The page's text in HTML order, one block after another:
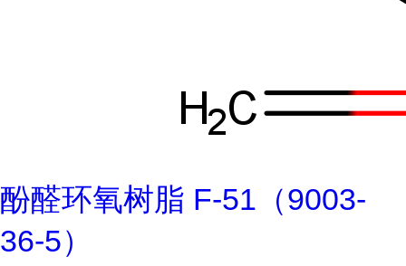
酚醛环氧树脂 F-51（9003-
36-5）